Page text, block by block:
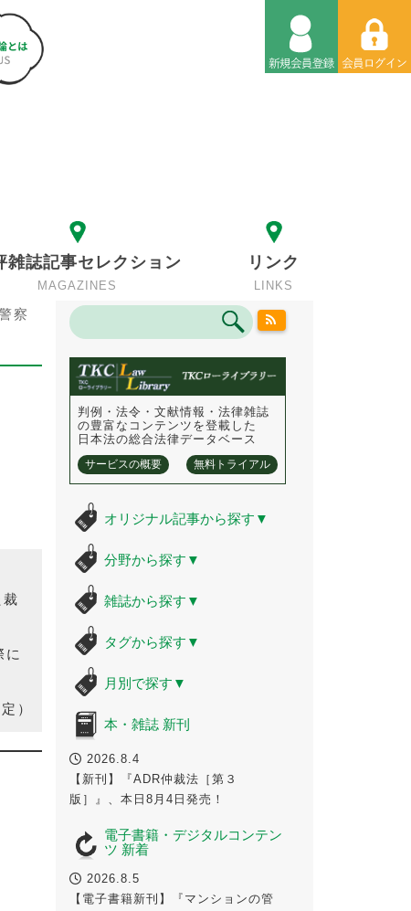
雑誌記事セレクション
MAGAZINES
リンク
LINKS
察
に
）
判例・法令・文献情報・法律雑誌
の豊富なコンテンツを登載した
日本法の総合法律データベース
サービスの概要 無料トライアル
オリジナル記事から探す ▼
分野から探す ▼
雑誌から探す ▼
タグから探す ▼
月別で探す ▼
本・雑誌 新刊
2026.8.4
【新刊】『ADR仲裁法［第３
版］』、本日8月4日発売！
電子書籍・デジタルコンテン
ツ 新着
2026.8.5
【電子書籍新刊】『マンションの管